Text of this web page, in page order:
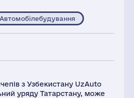
Автомобілебудування
з Узбекистану UzAuto
уряду Татарстану, може